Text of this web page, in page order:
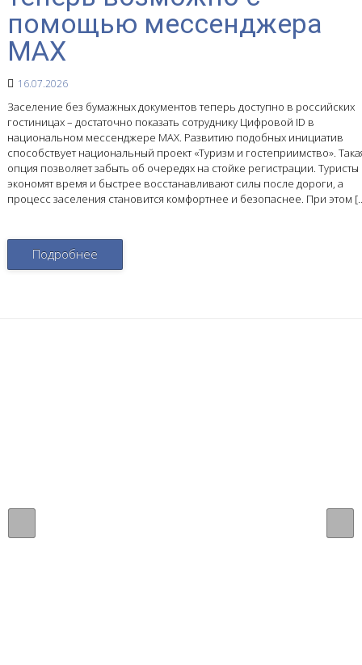
помощью мессенджера
MAX
16.07.2026
Заселение без бумажных документов теперь доступно в российских
гостиницах – достаточно показать сотруднику Цифровой ID в
национальном мессенджере MAX. Развитию подобных инициатив
способствует национальный проект «Туризм и гостеприимство».
опция позволяет забыть об очередях на стойке регистрации. Туристы
экономят время и быстрее восстанавливают силы после дороги, а
процесс заселения становится комфортнее и безопаснее. При этом
Подробнее